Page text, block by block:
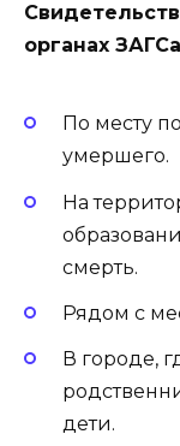
органах
По месту
умершего.
На
смерть.
Рядом с
В городе,
дети.